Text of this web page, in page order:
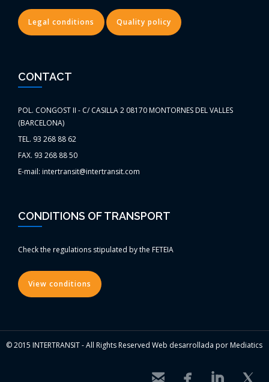
Legal conditions Quality policy
CONTACT
POL. CONGOST II - C/ CASILLA 2 08170 MONTORNES DEL VALLES
(BARCELONA)
TEL. 93 268 88 62
FAX. 93 268 88 50
E-mail: intertransit@intertransit.com
CONDITIONS OF TRANSPORT
Check the regulations stipulated by the FETEIA
View conditions
© 2015 INTERTRANSIT - All Rights Reserved Web desarrollada por Mediatics